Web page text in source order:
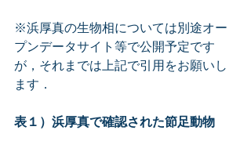
※浜厚真の生物相については別途オー
プンデータサイト等で公開予定です
が，それまでは上記で引用をお願いし
ます．
表１）浜厚真で確認された節足動物